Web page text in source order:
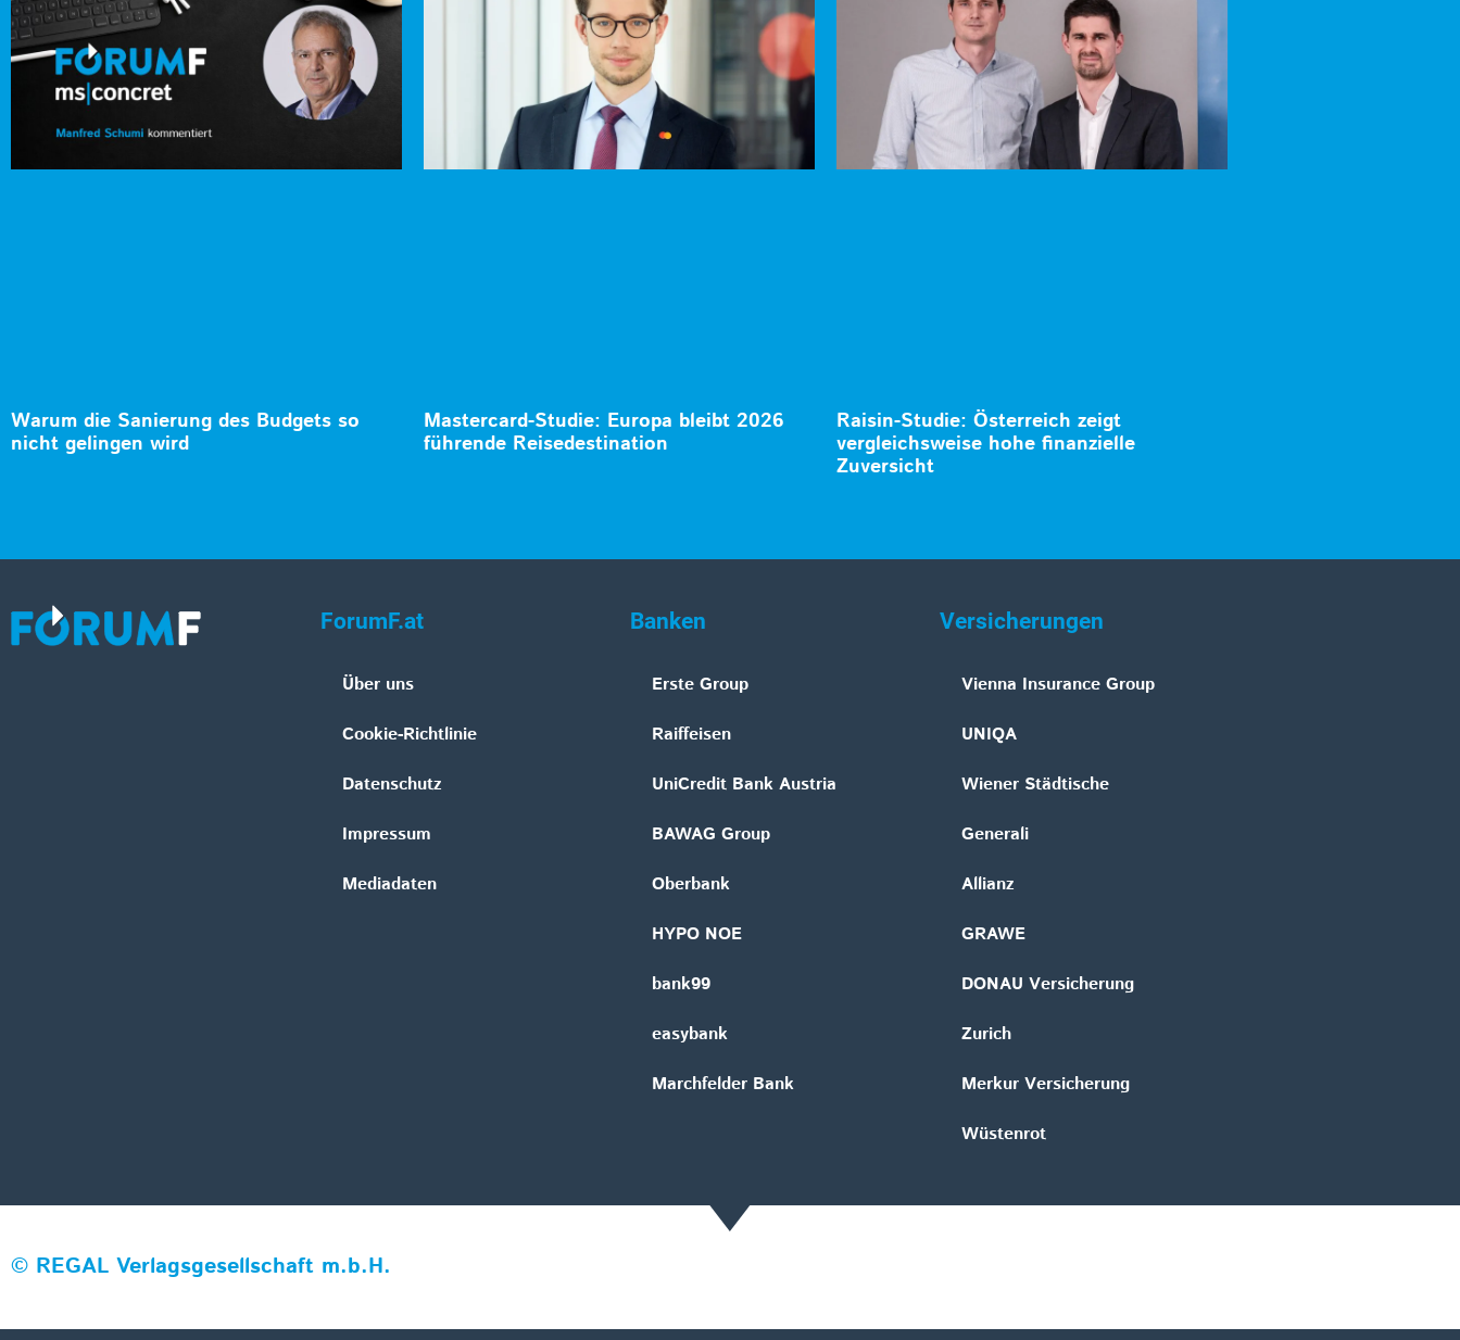
Warum die Sanierung des Budgets so
nicht gelingen wird
Mastercard-Studie: Europa bleibt 2026
führende Reisedestination
Raisin-Studie: Österreich zeigt
vergleichsweise hohe finanzielle
Zuversicht
ForumF.at
Über uns
Cookie-Richtlinie
Datenschutz
Impressum
Mediadaten
Banken
Erste Group
Raiffeisen
UniCredit Bank Austria
BAWAG Group
Oberbank
HYPO NOE
bank99
easybank
Marchfelder Bank
Versicherungen
Vienna Insurance Group
UNIQA
Wiener Städtische
Generali
Allianz
GRAWE
DONAU Versicherung
Zurich
Merkur Versicherung
Wüstenrot
© REGAL Verlagsgesellschaft m.b.H.